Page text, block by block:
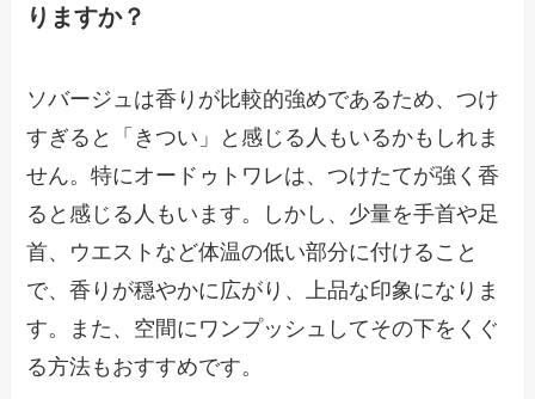
りますか？
ソバージュは香りが比較的強めであるため、つけ
すぎると「きつい」と感じる人もいるかもしれま
せん。特にオードゥトワレは、つけたてが強く香
ると感じる人もいます。しかし、少量を手首や足
首、ウエストなど体温の低い部分に付けること
で、香りが穏やかに広がり、上品な印象になりま
す。また、空間にワンプッシュしてその下をくぐ
る方法もおすすめです。